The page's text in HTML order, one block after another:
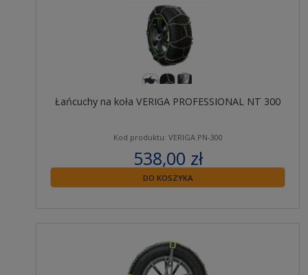
Łańcuchy na koła VERIGA PROFESSIONAL NT 300
Kod produktu: VERIGA PN-300
538,00 zł
zawiera 23% VAT
DO KOSZYKA